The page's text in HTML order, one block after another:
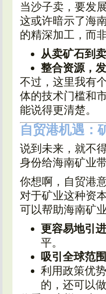
当沙子卖，要发
这或许暗示了海
的精深加工，而
从卖矿石到
整合资源，
不过，这里我有
体的技术门槛和
能说得更清楚。
自贸港机遇：
说到未来，就不
身份给海南矿业
你想啊，自贸港
对于矿业这种资
可以帮助海南矿
更容易地引
平。
吸引全球范
利用政策优
的，还可以